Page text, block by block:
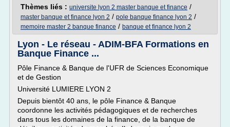
Thèmes liés : universite lyon 2 master banque et finance /
master banque et finance lyon 2 / pole banque finance lyon 2 /
memoire master 2 banque finance / banque et finance lyon 2
Lyon - Le réseau - ADIM-BFA Formations en
Banque Finance ...
Pôle Finance & Banque de l'UFR de Sciences Economique
et de Gestion
Université LUMIERE LYON 2
Depuis bientôt 40 ans, le pôle Finance & Banque
coordonne les activités pédagogiques et de recherches
dans tous les domaines de la finance, de la banque de